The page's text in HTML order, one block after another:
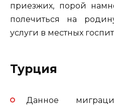
приезжих, порой
полечиться на
услуги в местных
Турция
Данное